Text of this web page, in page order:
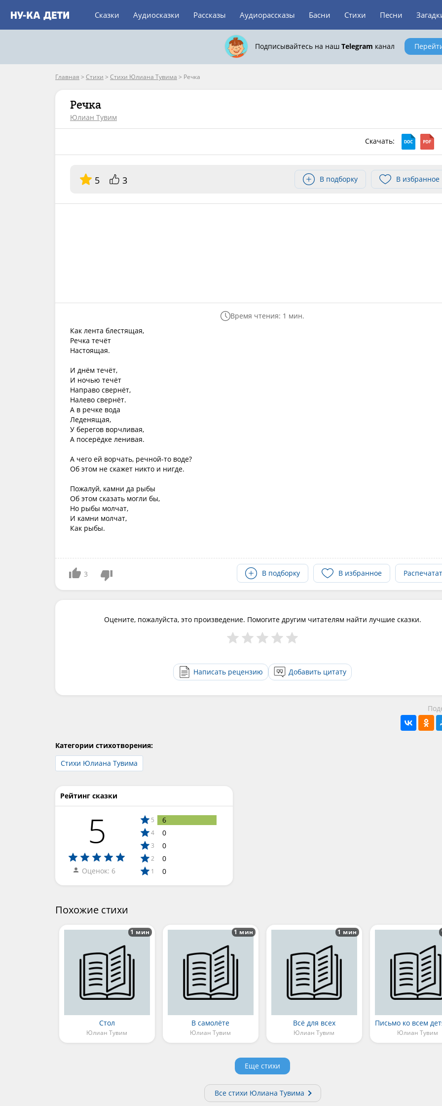
Сказки Аудиосказки Рассказы Аудиорассказы Басни Стихи Песни
Подписывайтесь на наш Telegram канал
Главная > Стихи > Стихи Юлиана Тувима > Речка
Речка
Юлиан Тувим
Скачать:
5 3 В подборку В избранное
Время чтения: 1 мин.
Как лента блестящая,
Речка течёт
Настоящая.
И днём течёт,
И ночью течёт
Направо свернёт,
Налево свернёт.
А в речке вода
Леденящая,
У берегов ворчливая,
А посерёдке ленивая.
А чего ей ворчать, речной-то воде?
Об этом не скажет никто и нигде.
Пожалуй, камни да рыбы
Об этом сказать могли бы,
Но рыбы молчат,
И камни молчат,
Как рыбы.
3 В подборку В избранное
Оцените, пожалуйста, это произведение. Помогите другим читателям найти лучшие сказки.
Написать рецензию Добавить цитату
Категории стихотворения:
Стихи Юлиана Тувима
Рейтинг сказки
5
Оценок: 6
5 6
4 0
3 0
2 0
1 0
Похожие стихи
Стол
Юлиан Тувим
1 мин
В самолёте
Юлиан Тувим
1 мин
Всё для всех
Юлиан Тувим
1 мин
Юлиан Тувим
Еще стихи
Все стихи Юлиана Тувима